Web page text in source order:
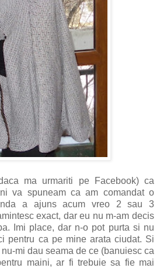
ma urmariti pe Facebook) ca
va spuneam ca am comandat o
a ajuns acum vreo 2 sau 3
exact, dar eu nu m-am decis
Imi place, dar n-o pot purta si nu
pentru ca pe mine arata ciudat. Si
mi dau seama de ce (banuiesc ca
maini, ar fi trebuie sa fie mai